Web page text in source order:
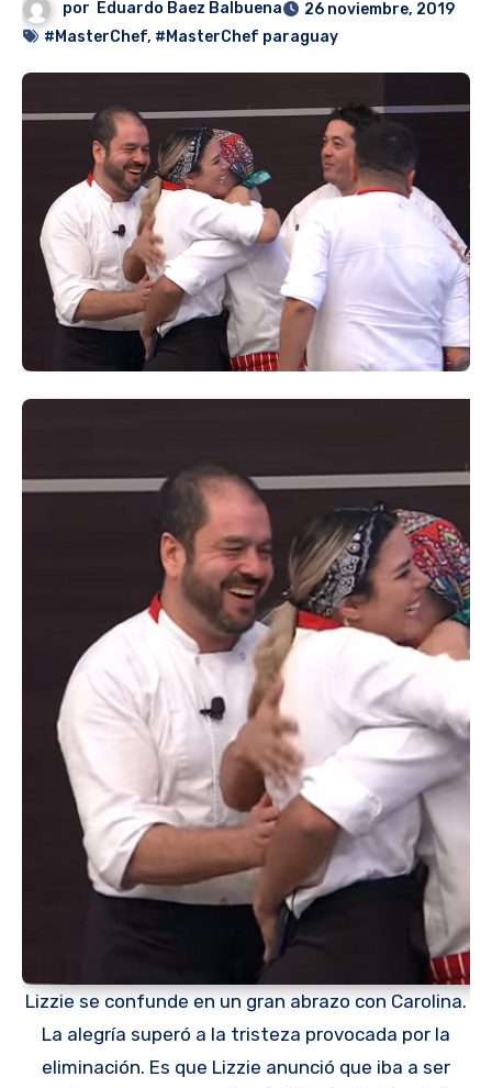
por Eduardo Baez Balbuena
26 noviembre, 2019
#MasterChef, #MasterChef paraguay
Lizzie se confunde en un gran abrazo con Carolina.
La alegría superó a la tristeza provocada por la
eliminación. Es que Lizzie anunció que iba a ser